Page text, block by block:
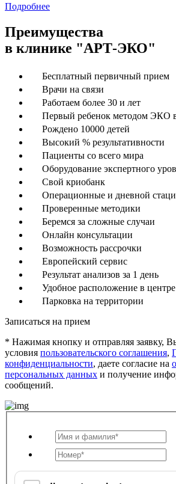
Подробнее
Преимущества
в клинике "АРТ-ЭКО"
Бесплатный первичный прием
Врачи на связи
Работаем более 30 и лет
Первый ребенок методом ЭКО
Рождено 10000 детей
Высокий % результативности
Пациенты со всего мира
Оборудование экспертного
Свой криобанк
Операционные и дневной
Проверенные методики
Беремся за сложные случаи
Онлайн консультации
Возможность рассрочки
Европейский сервис
Результат анализов за 1 день
Удобное расположение в
Парковка на территории
Записаться на прием
* Нажимая кнопку и отправляя заявку,
условия пользовательского соглашения,
конфиденциальности, даете согласие на
персональных данных и получение
сообщений.